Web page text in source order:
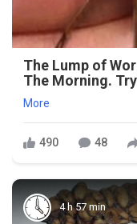
The Lump of
The Morning.
More
490 48
4 h 57 min